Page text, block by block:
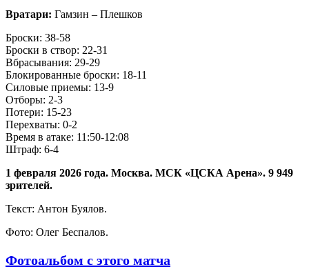
Вратари: Гамзин – Плешков
Броски: 38-58
Броски в створ: 22-31
Вбрасывания: 29-29
Блокированные броски: 18-11
Силовые приемы: 13-9
Отборы: 2-3
Потери: 15-23
Перехваты: 0-2
Время в атаке: 11:50-12:08
Штраф: 6-4
1 февраля 2026 года. Москва. МСК «ЦСКА Арена». 9 949
зрителей.
Текст: Антон Буялов.
Фото: Олег Беспалов.
Фотоальбом с этого матча